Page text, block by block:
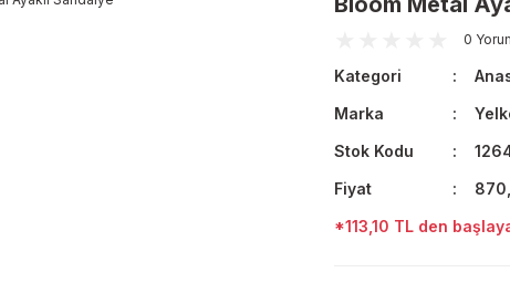
0
Kategori
Marka
Stok Kodu
Fiyat
*113,10 TL den